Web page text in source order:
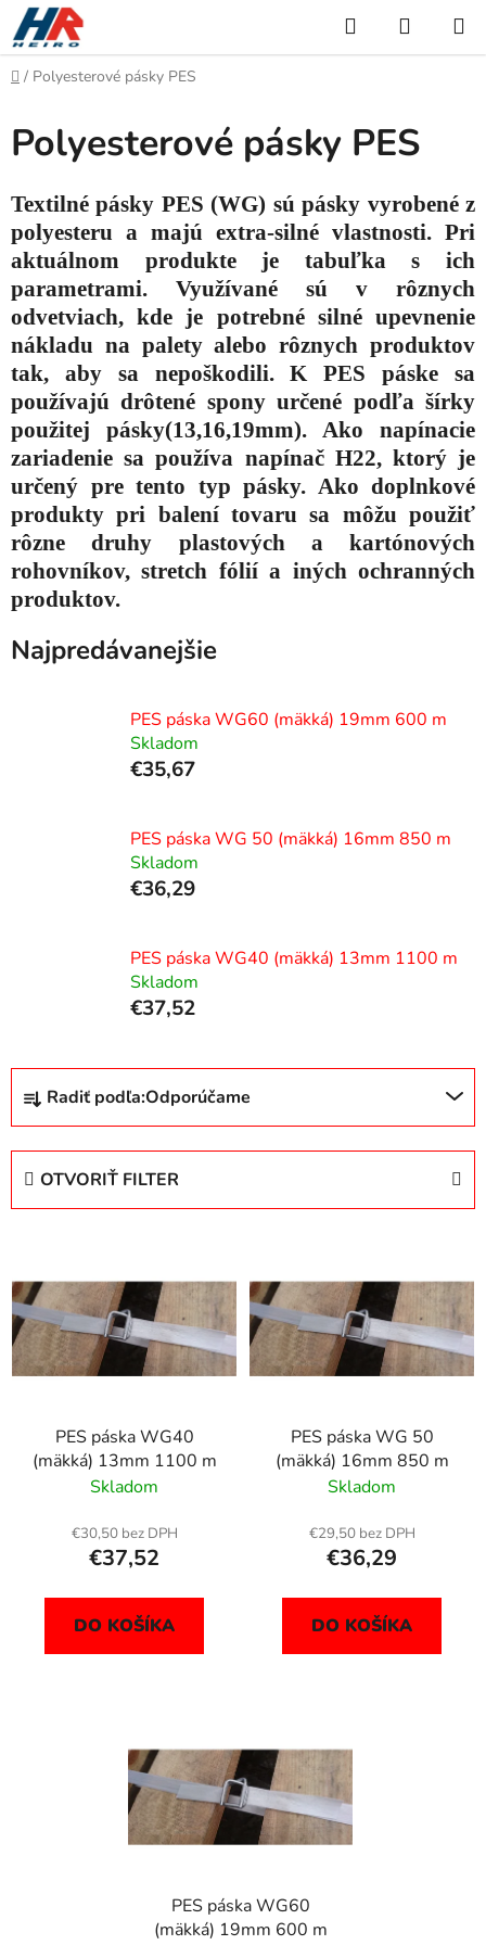
Prejsť
na
obsah
Hľadať
KOŠÍK
Domov
/ Polyesterové pásky PES
Polyesterové pásky PES
Textilné pásky PES (WG) sú pásky vyrobené z
polyesteru a majú extra-silné vlastnosti. Pri
aktuálnom produkte je tabuľka s ich
parametrami. Využívané sú v rôznych
odvetviach, kde je potrebné silné upevnenie
nákladu na palety alebo rôznych produktov
tak, aby sa nepoškodili. K PES páske sa
používajú drôtené spony určené podľa šírky
použitej pásky(13,16,19mm). Ako napínacie
zariadenie sa používa napínač H22, ktorý je
určený pre tento typ pásky. Ako doplnkové
produkty pri balení tovaru sa môžu použiť
rôzne druhy plastových a kartónových
rohovníkov, stretch fólií a iných ochranných
produktov.
Najpredávanejšie
PES páska WG60 (mäkká) 19mm 600 m
Skladom
€35,67
PES páska WG 50 (mäkká) 16mm 850 m
Skladom
€36,29
PES páska WG40 (mäkká) 13mm 1100 m
Skladom
€37,52
R
d
p
r
o
d
Radiť podľa:Odporúčame
OTVORIŤ FILTER
ý
p
i
s
p
PES páska WG40
(mäkká) 13mm 1100 m
Skladom
€30,50 bez DPH
€37,52
DO KOŠÍKA
PES páska WG 50
(mäkká) 16mm 850 m
Skladom
€29,50 bez DPH
€36,29
DO KOŠÍKA
PES páska WG60
(mäkká) 19mm 600 m